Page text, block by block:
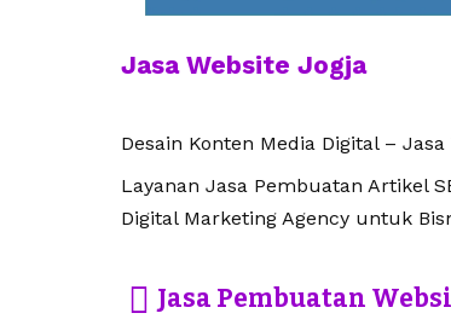
Jasa Website Jogja
Desain Konten Media Digital –
Layanan Jasa Pembuatan Artikel
Digital Marketing Agency untuk
Jasa Pembuatan